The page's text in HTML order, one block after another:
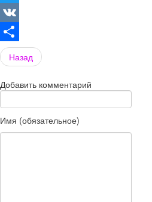
Twitter
VK
Share
Назад
Добавить комментарий
Имя (обязательное)